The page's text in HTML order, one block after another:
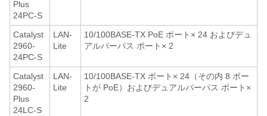
Plus
24PC-S
Catalyst
2960-
24PC-S
LAN-
Lite
10/100BASE-TX PoE ポート× 24 およびデュ
アルパーパス ポート× 2
Catalyst
2960-
Plus
24LC-S
LAN-
Lite
10/100BASE-TX ポート× 24（その内 8 ポー
トが PoE）およびデュアルパーパス ポート×
2